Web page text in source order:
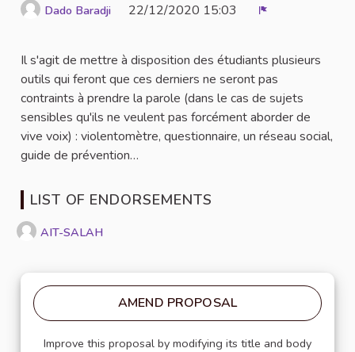
Dado Baradji 22/12/2020 15:03
Il s'agit de mettre à disposition des étudiants plusieurs
outils qui feront que ces derniers ne seront pas
contraints à prendre la parole (dans le cas de sujets
sensibles qu'ils ne veulent pas forcément aborder de
vive voix) : violentomètre, questionnaire, un réseau social,
guide de prévention…
LIST OF ENDORSEMENTS
AIT-SALAH
AMEND PROPOSAL
Improve this proposal by modifying its title and body